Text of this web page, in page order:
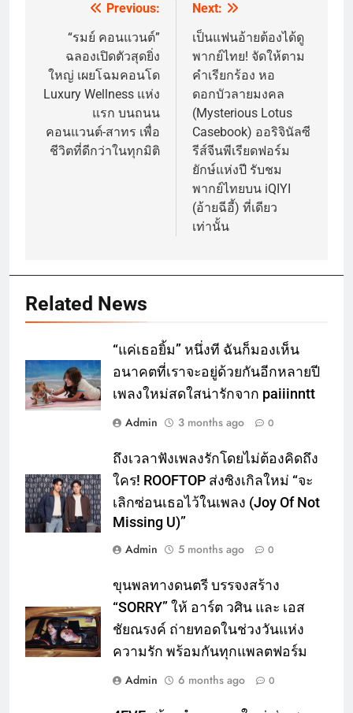
navigation
Previous:
“รมย์ คอนแวนต์”
ฉลองเปิดตัวสุดยิ่ง
ใหญ่ เผยโฉมคอนโด
Luxury Wellness แห่ง
แรก บนถนน
คอนแวนต์-สาทร เพื่อ
ชีวิตที่ดีกว่าในทุกมิติ
Next:
เป็นแฟนอ้ายต้องได้ดู
พากย์ไทย! จัดให้ตาม
คำเรียกร้อง หอ
ดอกบัวลายมงคล
(Mysterious Lotus
Casebook) ออริจินัลซี
รีส์จีนพีเรียดฟอร์ม
ยักษ์แห่งปี รับชม
พากย์ไทยบน iQIYI
(อ้ายฉีอี้) ที่เดียว
เท่านั้น
Related News
“แค่เธอยิ้ม” หนึ่งที ฉันก็มองเห็น
อนาคตที่เราจะอยู่ด้วยกันอีกหลายปี
เพลงใหม่สดใสน่ารักจาก paiiinntt
Admin
3 months ago 0
ถึงเวลาฟังเพลงรักโดยไม่ต้องคิดถึง
ใคร! ROOFTOP ส่งซิงเกิลใหม่ “จะ
เลิกซ่อนเธอไว้ในเพลง (Joy Of Not
Missing U)”
Admin
5 months ago 0
ขุนพลทางดนตรี บรรจงสร้าง
“SORRY” ให้ อาร์ต วศิน และ เอส
ชัยณรงค์ ถ่ายทอดในช่วงวันแห่ง
ความรัก พร้อมกันทุกแพลตฟอร์ม
Admin
6 months ago 0